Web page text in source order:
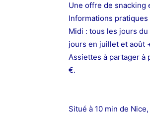
Une offre de snacking
Informations pratiques
Midi : tous les jours
jours en juillet et août
Assiettes à partager à
€.
Situé à 10 min de